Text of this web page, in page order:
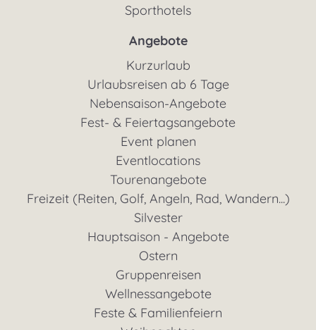
Sporthotels
Angebote
Kurzurlaub
Urlaubsreisen ab 6 Tage
Nebensaison-Angebote
Fest- & Feiertagsangebote
Event planen
Eventlocations
Tourenangebote
Freizeit (Reiten, Golf, Angeln, Rad, Wandern...)
Silvester
Hauptsaison - Angebote
Ostern
Gruppenreisen
Wellnessangebote
Feste & Familienfeiern